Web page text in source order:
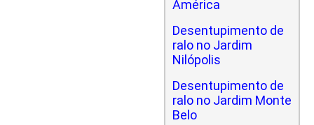
América
Desentupimento de
ralo no Jardim
Nilópolis
Desentupimento de
ralo no Jardim Monte
Belo